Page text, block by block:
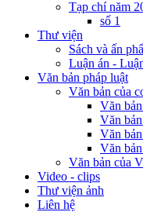
Tạp chí năm
số 1
Thư viện
Sách và ấn
Luận án -
Văn bản pháp luật
Văn bản của
Văn
Văn
Văn
Văn
Văn bản của
Video - clips
Thư viện ảnh
Liên hệ